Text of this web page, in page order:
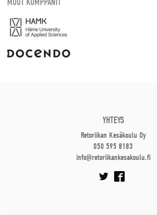
MUUT KUMPPANIT
YHTEYS
Retoriikan Kesäkoulu Oy
050 595 8183
info@retoriikankesakoulu.fi